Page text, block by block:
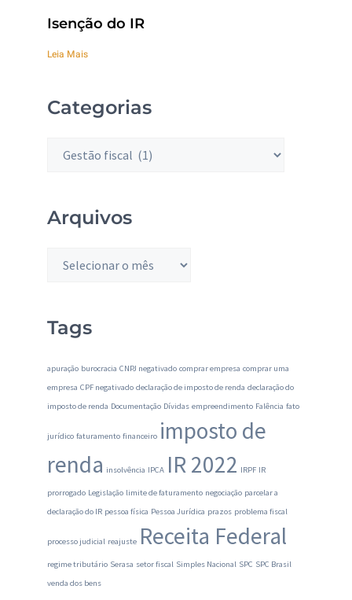
Isenção do IR
Leia Mais
Categorias
Arquivos
Tags
apuração burocracia CNPJ negativado comprar empresa comprar uma
empresa CPF negativado declaração de imposto de renda declaração do
imposto de renda Documentação Dívidas empreendimento Falência fato
jurídico faturamento financeiro imposto de
renda insolvência IPCA IR 2022 IRPF IR
prorrogado Legislação limite de faturamento negociação parcelar a
declaração do IR pessoa física Pessoa Jurídica prazos problema fiscal
processo judicial reajuste Receita Federal
regime tributário Serasa setor fiscal Simples Nacional SPC SPC Brasil
venda dos bens